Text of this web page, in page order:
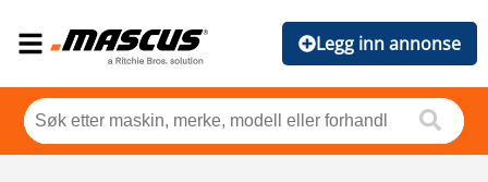
Legg inn annonse